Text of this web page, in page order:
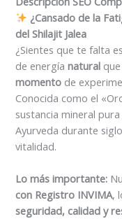
¿Cansado de la
del Shilajit Jalea
¿Sientes que te falta
de energíanatural
momento de
Conocida como el
sustancia mineral
Ayurveda durante
vitalidad.
Lo más importante:
con Registro INVIMA,
seguridad, calidad y